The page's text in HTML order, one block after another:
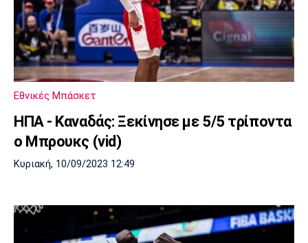
Εθνικές Μπάσκετ
HΠΑ - Καναδάς: Ξεκίνησε με 5/5 τρίποντα
ο Μπρουκς (vid)
Κυριακή, 10/09/2023 12:49